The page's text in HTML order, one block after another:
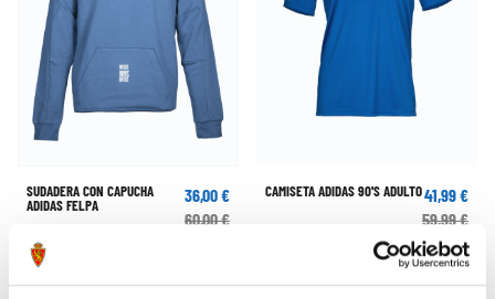
SUDADERA CON CAPUCHA
ADIDAS FELPA
36,00 €
60,00 €
CAMISETA ADIDAS 90'S ADULTO41,99 €
59,99 €